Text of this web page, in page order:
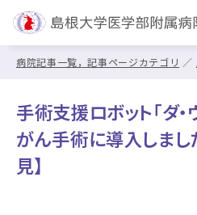
病院記事一覧，記事ページカテゴリ
手術支援ロボット「ダ
がん手術に導入しま
見】